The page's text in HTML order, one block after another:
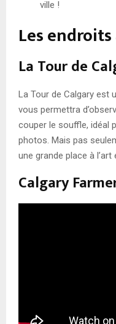
ville !
Les
La Tour de
La Tour de Calgary est
vous permettra
couper le souffle, idéal
photos. Mais pas
une grande place à
Calgary